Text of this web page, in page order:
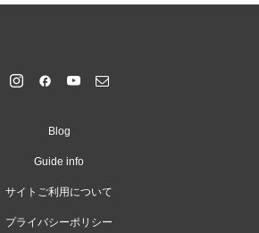
Blog
Guide info
サイトご利用について
プライバシーポリシー